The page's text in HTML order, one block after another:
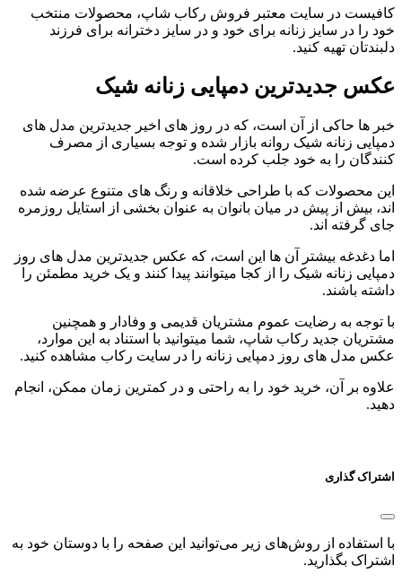
کافیست در سایت معتبر فروش رکاب شاپ، محصولات منتخب
خود را در سایز زنانه برای خود و در سایز دخترانه برای فرزند
دلبندتان تهیه کنید.
عکس جدیدترین دمپایی زنانه شیک
خبر ها حاکی از آن است، که در روز های اخیر جدیدترین مدل های
دمپایی زنانه شیک روانه بازار شده و توجه بسیاری از مصرف
کنندگان را به خود جلب کرده است.
این محصولات که با طراحی خلاقانه و رنگ های متنوع عرضه شده
اند، بیش از پیش در میان بانوان به عنوان بخشی از استایل روزمره
جای گرفته اند.
اما دغدغه بیشتر آن ها این است، که عکس جدیدترین مدل های روز
دمپایی زنانه شیک را از کجا میتوانند پیدا کنند و یک خرید مطمئن را
داشته باشند.
با توجه به رضایت عموم مشتریان قدیمی و وفادار و همچنین
مشتریان جدید رکاب شاپ، شما میتوانید با استناد به این موارد،
عکس مدل های روز دمپایی زنانه را در سایت رکاب مشاهده کنید.
علاوه بر آن، خرید خود را به راحتی و در کمترین زمان ممکن، انجام
دهید.
اشتراک گذاری
با استفاده از روش‌های زیر می‌توانید این صفحه را با دوستان خود به
اشتراک بگذارید.